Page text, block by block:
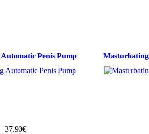
Penis Pump
37.90€